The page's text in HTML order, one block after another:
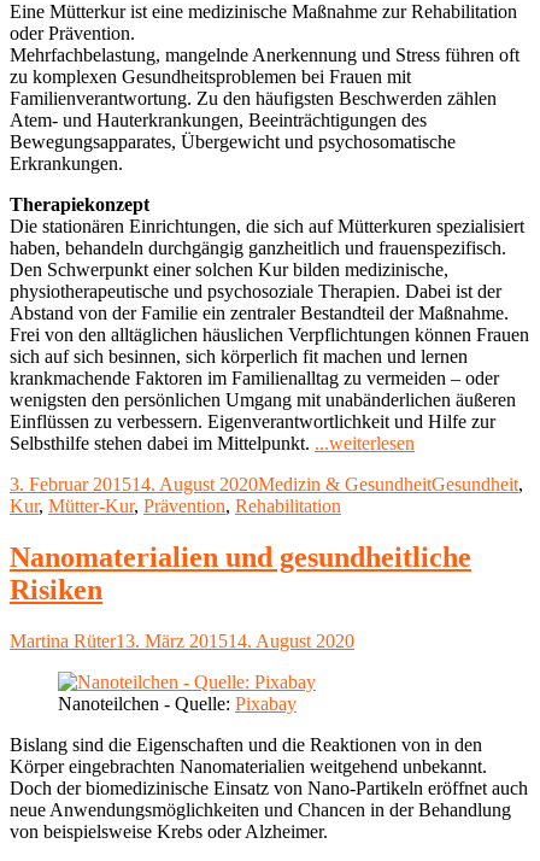
Eine Mütterkur ist eine medizinische Maßnahme zur Rehabilitation
oder Prävention.
Mehrfachbelastung, mangelnde Anerkennung und Stress führen oft
zu komplexen Gesundheitsproblemen bei Frauen mit
Familienverantwortung. Zu den häufigsten Beschwerden zählen
Atem- und Hauterkrankungen, Beeinträchtigungen des
Bewegungsapparates, Übergewicht und psychosomatische
Erkrankungen.
Therapiekonzept
Die stationären Einrichtungen, die sich auf Mütterkuren spezialisiert
haben, behandeln durchgängig ganzheitlich und frauenspezifisch.
Den Schwerpunkt einer solchen Kur bilden medizinische,
physiotherapeutische und psychosoziale Therapien. Dabei ist der
Abstand von der Familie ein zentraler Bestandteil der Maßnahme.
Frei von den alltäglichen häuslichen Verpflichtungen können Frauen
sich auf sich besinnen, sich körperlich fit machen und lernen
krankmachende Faktoren im Familienalltag zu vermeiden – oder
wenigsten den persönlichen Umgang mit unabänderlichen äußeren
Einflüssen zu verbessern. Eigenverantwortlichkeit und Hilfe zur
Selbsthilfe stehen dabei im Mittelpunkt. ...weiterlesen
Kur
Kraft
tanken
Veröffentlicht
am
3. Februar 201514. August 2020Kategorien
Medizin & GesundheitSchlagwörter
Gesundheit,
Kur, Mütter-Kur, Prävention, Rehabilitation
Nanomaterialien und gesundheitliche
Risiken
Autor
Martina RüterVeröffentlicht
13. März 201514. August 2020
Nanoteilchen - Quelle: Pixabay
Bislang sind die Eigenschaften und die Reaktionen von in den
Körper eingebrachten Nanomaterialien weitgehend unbekannt.
Doch der biomedizinische Einsatz von Nano-Partikeln eröffnet auch
neue Anwendungsmöglichkeiten und Chancen in der Behandlung
von beispielsweise Krebs oder Alzheimer.